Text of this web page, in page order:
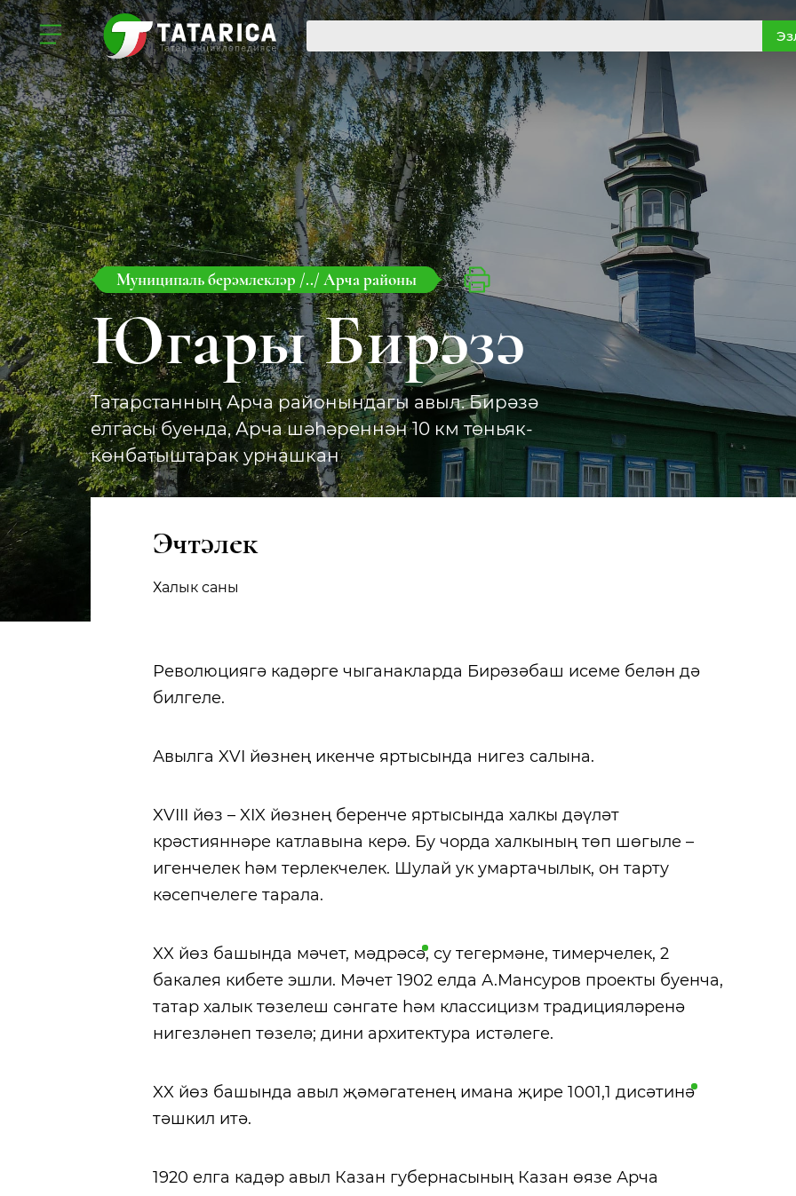
Муниципаль берәмлекләр /../ Арча районы
Югары Бирәзә
Татарстанның Арча районындагы авыл. Бирәзә
елгасы буенда, Арча шәһәреннән 10 км төньяк-
көнбатыштарак урнашкан
Эчтәлек
Халык саны
Революциягә кадәрге чыганакларда Бирәзәбаш исеме белән дә
билгеле.
Авылга XVI йөзнең икенче яртысында нигез салына.
XVIII йөз – XIX йөзнең беренче яртысында халкы дәүләт
крәстияннәре катлавына керә. Бу чорда халкының төп шөгыле –
игенчелек һәм терлекчелек. Шулай ук умартачылык, он тарту
кәсепчелеге тарала.
XX йөз башында мәчет, мәдрәсә, су тегермәне, тимерчелек, 2
бакалея кибете эшли. Мәчет 1902 елда А.Мансуров проекты буенча,
татар халык төзелеш сәнгате һәм классицизм традицияләренә
нигезләнеп төзелә; дини архитектура истәлеге.
XX йөз башында авыл җәмәгатенең имана җире 1001,1 дисәтинә
тәшкил итә.
1920 елга кадәр авыл Казан губернасының Казан өязе Арча